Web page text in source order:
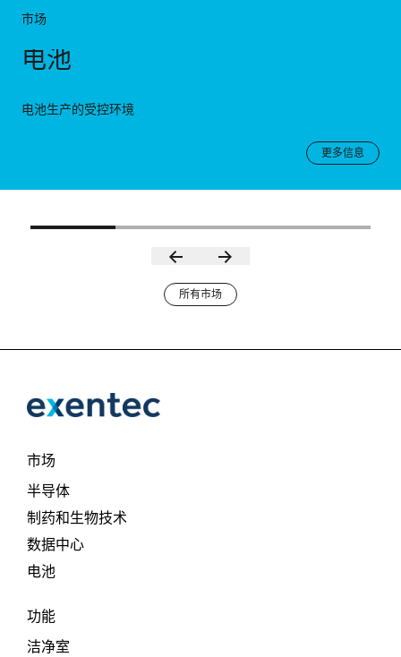
市场
电池
电池生产的受控环境
更多信息
所有市场
市场
半导体
制药和生物技术
数据中心
电池
功能
洁净室